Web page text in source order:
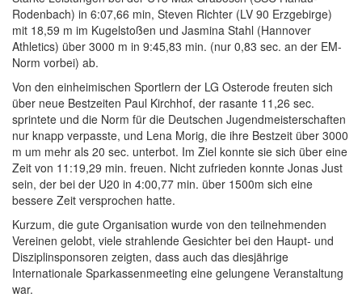
Rodenbach) in 6:07,66 min, Steven Richter (LV 90 Erzgebirge)
mit 18,59 m im Kugelstoßen und Jasmina Stahl (Hannover
Athletics) über 3000 m in 9:45,83 min. (nur 0,83 sec. an der EM-
Norm vorbei) ab.
Von den einheimischen Sportlern der LG Osterode freuten sich
über neue Bestzeiten Paul Kirchhof, der rasante 11,26 sec.
sprintete und die Norm für die Deutschen Jugendmeisterschaften
nur knapp verpasste, und Lena Morig, die ihre Bestzeit über 3000
m um mehr als 20 sec. unterbot. Im Ziel konnte sie sich über eine
Zeit von 11:19,29 min. freuen. Nicht zufrieden konnte Jonas Just
sein, der bei der U20 in 4:00,77 min. über 1500m sich eine
bessere Zeit versprochen hatte.
Kurzum, die gute Organisation wurde von den teilnehmenden
Vereinen gelobt, viele strahlende Gesichter bei den Haupt- und
Disziplinsponsoren zeigten, dass auch das diesjährige
Internationale Sparkassenmeeting eine gelungene Veranstaltung
war.